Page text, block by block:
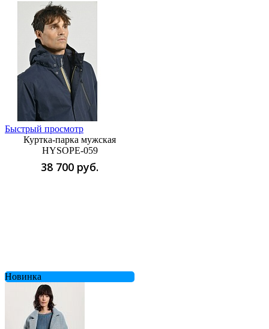
Быстрый просмотр
Куртка-парка мужская
HYSOPE-059
38 700 руб.
Новинка